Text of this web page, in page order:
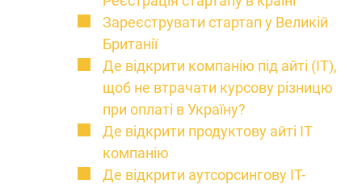
Зареєструвати стартап у Великій
Британії
Де відкрити компанію під айті (IT),
щоб не втрачати курсову різницю
при оплаті в Україну?
Де відкрити продуктову айті IT
компанію
Де відкрити аутсорсингову IT-